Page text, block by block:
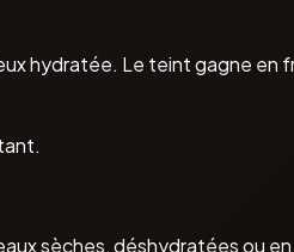
hydratée. Le teint gagne en
sèches, déshydratées ou